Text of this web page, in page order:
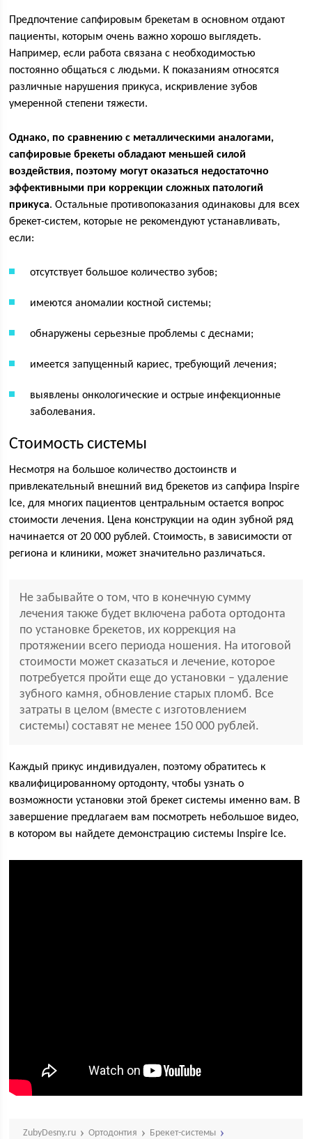
Предпочтение сапфировым брекетам в основном отдают
пациенты, которым очень важно хорошо выглядеть.
Например, если работа связана с необходимостью
постоянно общаться с людьми. К показаниям относятся
различные нарушения прикуса, искривление зубов
умеренной степени тяжести.
Однако, по сравнению с металлическими аналогами,
сапфировые брекеты обладают меньшей силой
воздействия, поэтому могут оказаться недостаточно
эффективными при коррекции сложных патологий
прикуса. Остальные противопоказания одинаковы для всех
брекет-систем, которые не рекомендуют устанавливать,
если:
отсутствует большое количество зубов;
имеются аномалии костной системы;
обнаружены серьезные проблемы с деснами;
имеется запущенный кариес, требующий лечения;
выявлены онкологические и острые инфекционные
заболевания.
Стоимость системы
Несмотря на большое количество достоинств и
привлекательный внешний вид брекетов из сапфира Inspire
Ice, для многих пациентов центральным остается вопрос
стоимости лечения. Цена конструкции на один зубной ряд
начинается от 20 000 рублей. Стоимость, в зависимости от
региона и клиники, может значительно различаться.
Не забывайте о том, что в конечную сумму
лечения также будет включена работа ортодонта
по установке брекетов, их коррекция на
протяжении всего периода ношения. На итоговой
стоимости может сказаться и лечение, которое
потребуется пройти еще до установки – удаление
зубного камня, обновление старых пломб. Все
затраты в целом (вместе с изготовлением
системы) составят не менее 150 000 рублей.
Каждый прикус индивидуален, поэтому обратитесь к
квалифицированному ортодонту, чтобы узнать о
возможности установки этой брекет системы именно вам. В
завершение предлагаем вам посмотреть небольшое видео,
в котором вы найдете демонстрацию системы Inspire Ice.
ZubyDesny.ru Ортодонтия Брекет-системы